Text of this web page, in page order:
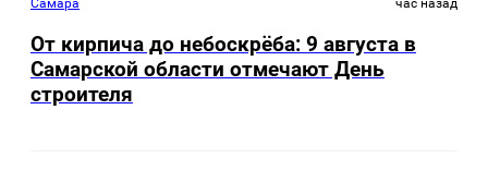
Самара час назад
От кирпича до небоскрёба: 9 августа в
Самарской области отмечают День
строителя